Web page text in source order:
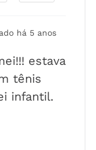
há 5 anos
estava
tênis
infantil.